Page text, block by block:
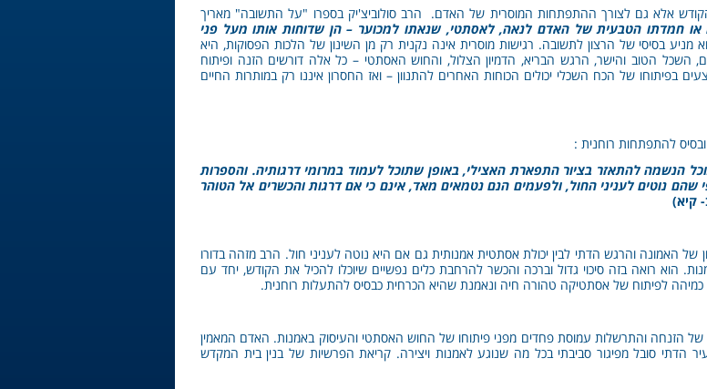
אלא גם לצורך ההתפתחות המוסרית של האדם. הרב סולוביצ'יק בספרו "על התשובה" מאריך
או חמדתו הטבעית של האדם לנאה, לאסתטי, שנאתו למכוער – הן שדוחות אותו מעל פני
הוא מניע בסיסי של הרצון לתשובה. רגישות מוסרית אינה נקנית רק מן השינון של הלכות הפסוקות, היא
השכל הטוב והישר, הרגש הבריא, הדמיון הצלול, והחוש האסתטי – כל אלה דורשים הזנה ופיתוח
של הכח השכלי יכולים הכוחות האחרים להתנוון – ואז החסרון איננו רק במותרות החיים
להתפתחות רוחנית :
הנשמה להתאזר בציור התפארת האצילי, באופן שתוכל לעמוד במרומי דרגותיה. והספרות
נוטים לעניני החול, ולפעמים הנם נטמאים מאד, אינם כי אם דרגות והכשרים אל הטוהר
קיא)
של האמונה והרגש הדתי לבין יכולת אסתטית אמנותית גם אם היא נוטה לעניני חול. הרב מזהה בדורו
הוא רואה בזה סיכוי גדול וברכה והכשר להרחבת כלים נפשיים שיוכלו להכיל את הקודש, יחד עם
לפיתוח של אסתטיקה טהורה חיה ונאמנת שהיא הכרחית כבסיס להתעלות רוחנית.
של הזנחה והתרשלות עמוסת פחדים מפני פיתוחו של החוש האסתטי והעיסוק באמנות. האדם המאמין
הדתי סובל מפיגור סביבתי בכל מה שנוגע לאמנות ויצירה. קריאת הפרשיות של בנין בית המקדש